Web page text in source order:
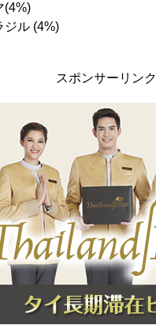
(4%)
ジル (4%)
スポンサーリンク